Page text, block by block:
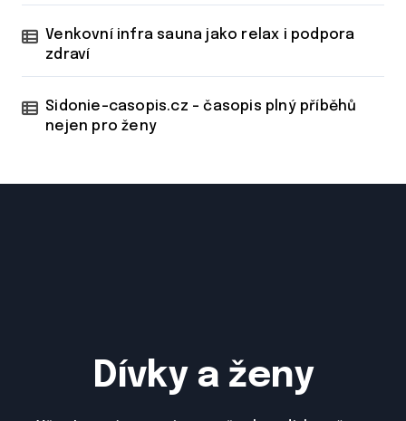
Venkovní infra sauna jako relax i podpora
zdraví
Sidonie-casopis.cz – časopis plný příběhů
nejen pro ženy
Dívky a ženy